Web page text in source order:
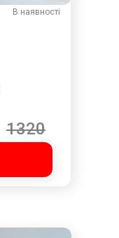
1320
В наявності